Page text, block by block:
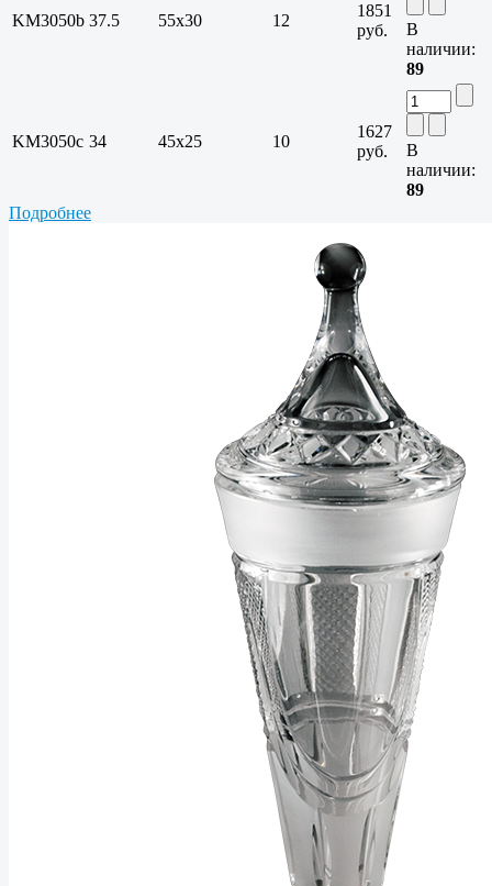
KM3050b 37.5 55х30 12
1851
руб.
В
наличии:
89
KM3050c 34 45х25 10
1627
руб.
В
наличии:
89
Подробнее